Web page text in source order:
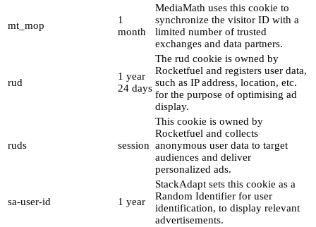
mt_mop
1
month
MediaMath uses this cookie to
synchronize the visitor ID with a
limited number of trusted
exchanges and data partners.
rud
1 year
24 days
The rud cookie is owned by
Rocketfuel and registers user data,
such as IP address, location, etc.
for the purpose of optimising ad
display.
ruds session
This cookie is owned by
Rocketfuel and collects
anonymous user data to target
audiences and deliver
personalized ads.
sa-user-id 1 year
StackAdapt sets this cookie as a
Random Identifier for user
identification, to display relevant
advertisements.